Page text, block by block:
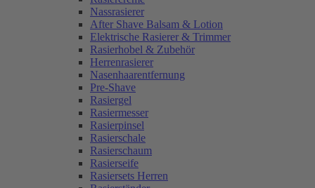
Nassrasierer
After Shave Balsam & Lotion
Elektrische Rasierer & Trimmer
Rasierhobel & Zubehör
Herrenrasierer
Nasenhaarentfernung
Pre-Shave
Rasiergel
Rasiermesser
Rasierpinsel
Rasierschale
Rasierschaum
Rasierseife
Rasiersets Herren